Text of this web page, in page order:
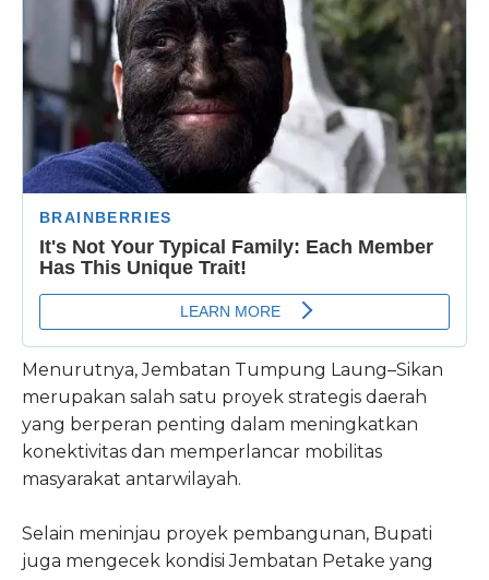
Menurutnya, Jembatan Tumpung Laung–Sikan
merupakan salah satu proyek strategis daerah
yang berperan penting dalam meningkatkan
konektivitas dan memperlancar mobilitas
masyarakat antarwilayah.
Selain meninjau proyek pembangunan, Bupati
juga mengecek kondisi Jembatan Petake yang